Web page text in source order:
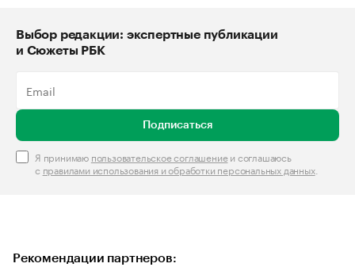
Выбор редакции: экспертные публикации
и Сюжеты РБК
Подписаться
Я принимаю пользовательское соглашениеи соглашаюсь
с правилами использования и обработки персональных данных.
Рекомендации партнеров: